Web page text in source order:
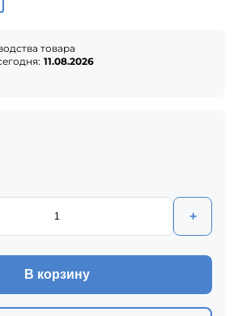
товара
11.08.2026
+
В корзину